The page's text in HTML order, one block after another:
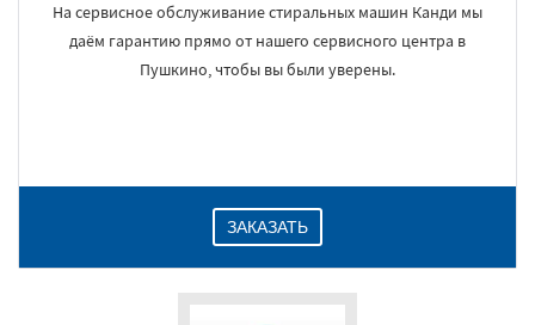
На сервисное обслуживание стиральных машин Канди мы
даём гарантию прямо от нашего сервисного центра в
Пушкино, чтобы вы были уверены.
ЗАКАЗАТЬ